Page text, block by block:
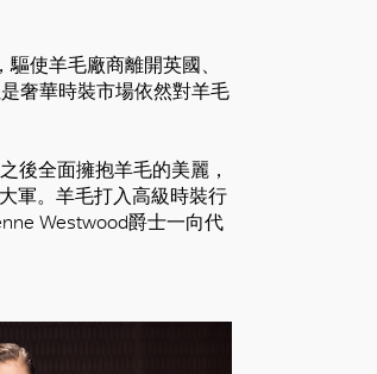
使羊毛廠商離開英國、
奢華時裝市場依然對羊毛
後全面擁抱羊毛的美麗，
軍。羊毛打入高級時裝行
Westwood爵士一向代